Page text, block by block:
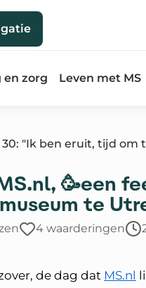
en zorg Leven met MS
30: "Ik ben eruit, tijd om
🥳een
te
4 waarderingen
de dag dat MS.nl